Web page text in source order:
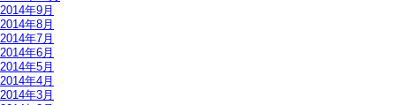
2014年9月
2014年8月
2014年7月
2014年6月
2014年5月
2014年4月
2014年3月